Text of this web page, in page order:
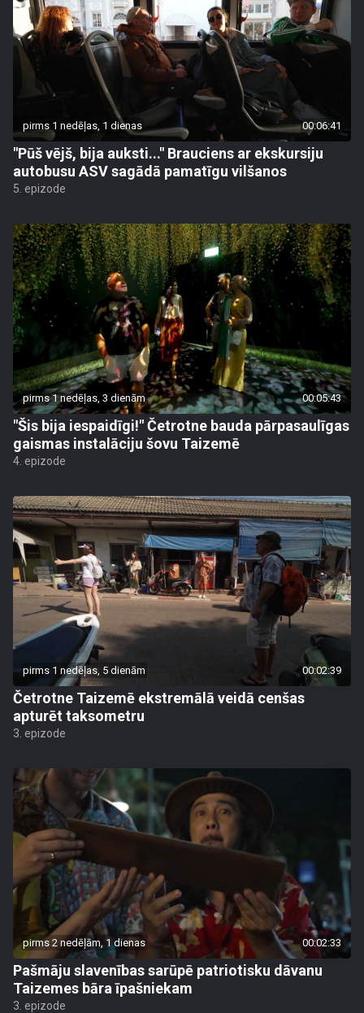
pirms 1 nedēļas, 1 dienas 00:06:41
"Pūš vējš, bija auksti..." Brauciens ar ekskursiju
autobusu ASV sagādā pamatīgu vilšanos
5. epizode
pirms 1 nedēļas, 3 dienām 00:05:43
"Šis bija iespaidīgi!" Četrotne bauda pārpasaulīgas
gaismas instalāciju šovu Taizemē
4. epizode
pirms 1 nedēļas, 5 dienām 00:02:39
Četrotne Taizemē ekstremālā veidā cenšas
apturēt taksometru
3. epizode
pirms 2 nedēļām, 1 dienas 00:02:33
Pašmāju slavenības sarūpē patriotisku dāvanu
Taizemes bāra īpašniekam
3. epizode